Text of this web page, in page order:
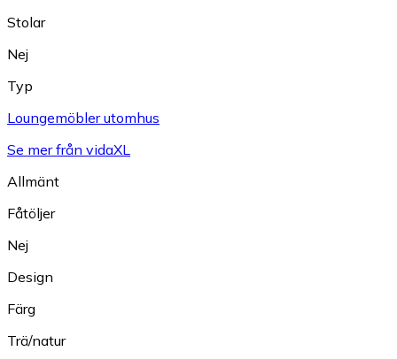
Stolar
Nej
Typ
Loungemöbler utomhus
Se mer från vidaXL
Allmänt
Fåtöljer
Nej
Design
Färg
Trä/natur